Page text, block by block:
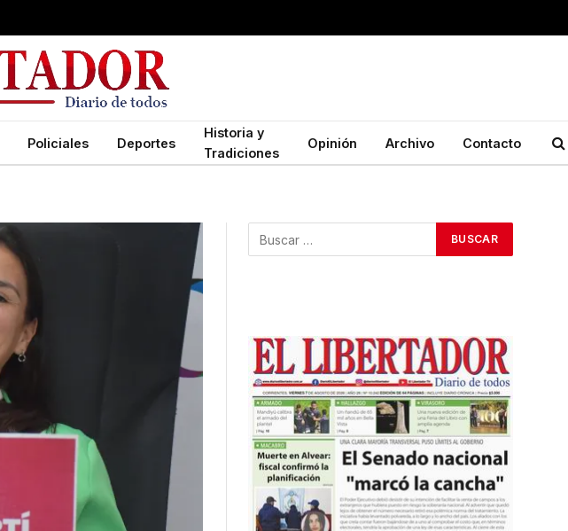
Policiales Deportes
Historia y
Tradiciones
Opinión Archivo Contacto